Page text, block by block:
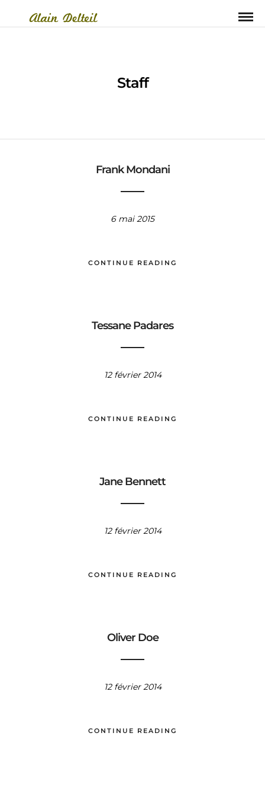
Staff
Frank Mondani
6 mai 2015
CONTINUE READING
Tessane Padares
12 février 2014
CONTINUE READING
Jane Bennett
12 février 2014
CONTINUE READING
Oliver Doe
12 février 2014
CONTINUE READING